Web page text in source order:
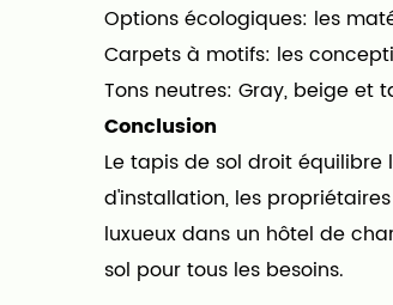
Options écologiques: les
Carpets à motifs: les
Tons neutres: Gray, beige et
Conclusion
Le tapis de sol droit
d'installation, les
luxueux dans un hôtel de
sol pour tous les besoins.